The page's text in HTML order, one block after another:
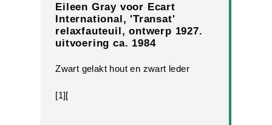
Eileen Gray voor Ecart
International, 'Transat'
relaxfauteuil, ontwerp 1927.
uitvoering ca. 1984
Zwart gelakt hout en zwart leder
[1][